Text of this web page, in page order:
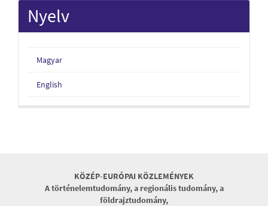
Nyelv
Magyar
English
KÖZÉP-EURÓPAI KÖZLEMÉNYEK
A történelemtudomány, a regionális tudomány, a
földrajztudomány,